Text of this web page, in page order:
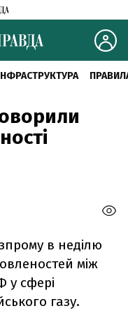
в неділю
між
у сфері
газу.